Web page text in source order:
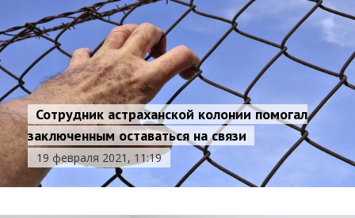
Сотрудник астраханской колонии помогал
заключенным оставаться на связи
19 февраля 2021, 11:19